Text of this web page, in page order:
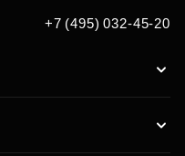
+7 (495) 032-45-20